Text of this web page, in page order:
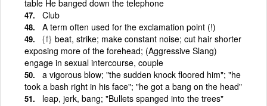
table He banged down the telephone
Club
A term often used for the exclamation point (!)
{f} beat, strike; make constant noise; cut hair shorter
exposing more of the forehead; (Aggressive Slang)
engage in sexual intercourse, couple
a vigorous blow; "the sudden knock floored him"; "he
took a bash right in his face"; "he got a bang on the head"
leap, jerk, bang; "Bullets spanged into the trees"